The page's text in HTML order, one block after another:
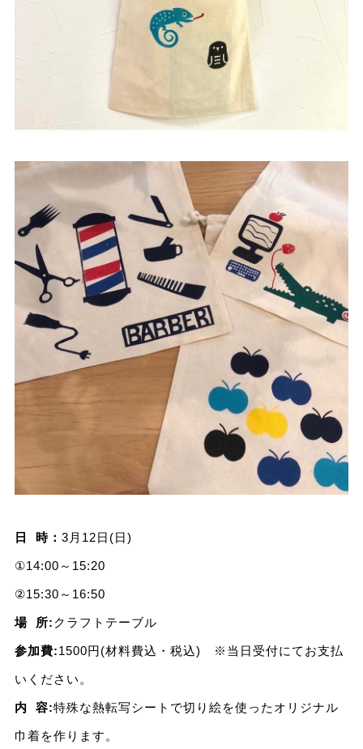
日 時： 3月12日(日)
①14:00～15:20
②15:30～16:50
場 所:クラフトテーブル
参加費:1500円(材料費込・税込) ※当日受付にてお支払
いください。
内 容:特殊な熱転写シートで切り絵を使ったオリジナル
巾着を作ります。